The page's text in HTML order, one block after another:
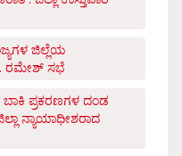
ಜಿಲ್ಲೆಯ
ರಮೇಶ್ ಸಭೆ
ಪ್ರಕರಣಗಳ ದಂಡ
ನ್ಯಾಯಾಧೀಶರಾದ